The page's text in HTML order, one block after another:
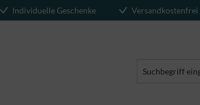
Individuelle Geschenke